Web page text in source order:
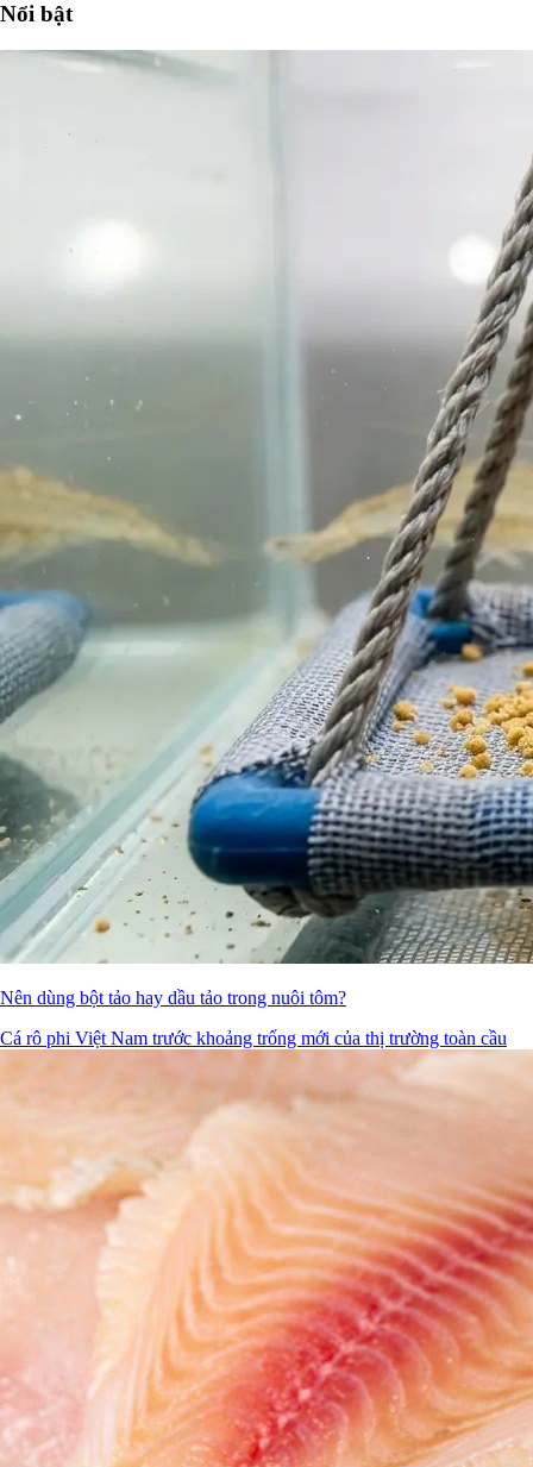
Nổi bật
Nên dùng bột tảo hay dầu tảo trong nuôi tôm?
Cá rô phi Việt Nam trước khoảng trống mới của thị trường toàn cầu